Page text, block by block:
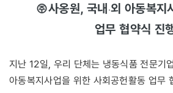
㈜사옹원, 국내 ·외 아동복지
업무 협약식 진
지난 12일, 우리 단체는 냉동식품 전문기
아동복지사업을 위한 사회공헌활동 업무